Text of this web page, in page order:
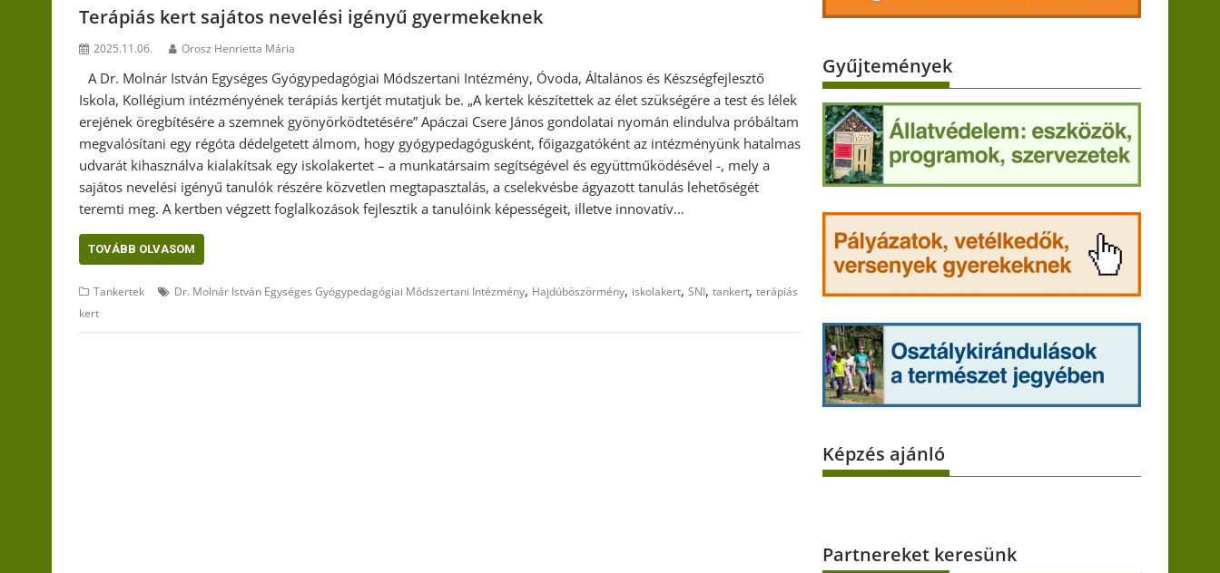
Terápiás kert sajátos nevelési igényű gyermekeknek
2025.11.06. Orosz Henrietta Mária
A Dr. Molnár István Egységes Gyógypedagógiai Módszertani Intézmény, Óvoda, Általános és Készségfejlesztő
Iskola, Kollégium intézményének terápiás kertjét mutatjuk be. „A kertek készítettek az élet szükségére a test és lélek
erejének öregbítésére a szemnek gyönyörködtetésére” Apáczai Csere János gondolatai nyomán elindulva próbáltam
megvalósítani egy régóta dédelgetett álmom, hogy gyógypedagógusként, főigazgatóként az intézményünk hatalmas
udvarát kihasználva kialakítsak egy iskolakertet – a munkatársaim segítségével és együttműködésével -, mely a
sajátos nevelési igényű tanulók részére közvetlen megtapasztalás, a cselekvésbe ágyazott tanulás lehetőségét
teremti meg. A kertben végzett foglalkozások fejlesztik a tanulóink képességeit, illetve innovatív…
TOVÁBB OLVASOM
Tankertek Dr. Molnár István Egységes Gyógypedagógiai Módszertani Intézmény, Hajdúböszörmény, iskolakert, SNI, tankert, terápiás
kert
Gyűjtemények
Képzés ajánló
Partnereket keresünk